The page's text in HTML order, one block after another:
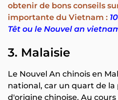
obtenir de bons conseils
importante du Vietnam :
Têt ou le Nouvel an
3. Malaisie
Le Nouvel An chinois en
national, car un quart de
d'origine chinoise. Au